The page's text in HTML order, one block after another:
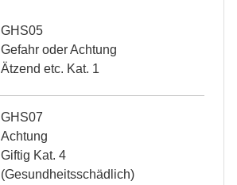
GHS05
Gefahr oder Achtung
Ätzend etc. Kat. 1
GHS07
Achtung
Giftig Kat. 4
(Gesundheitsschädlich)